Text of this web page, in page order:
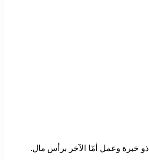
خبرة وعمل أمّا الآخر برأس مال.